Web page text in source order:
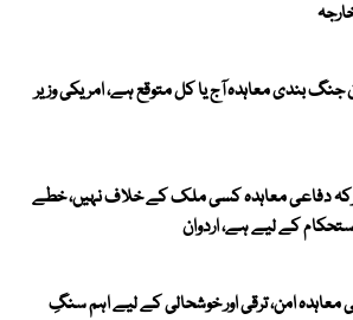
خارجہ
جنگ بندی معاہدہ آج یا کل متوقع ہے، امریکی وزیر
دفاعی معاہدہ کسی ملک کے خلاف نہیں، خطے
کے لیے ہے، اردوان
معاہدہ امن، ترقی اور خوشحالی کے لیے اہم سنگِ